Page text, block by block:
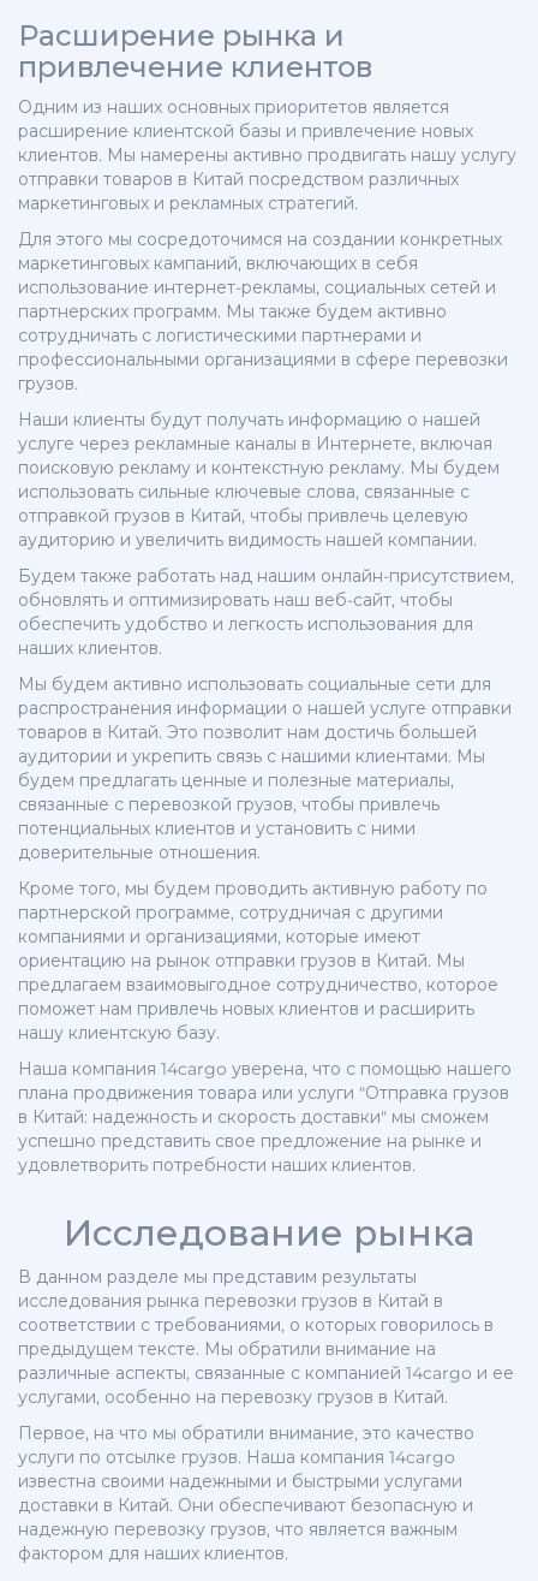
Расширение рынка и
привлечение клиентов
Одним из наших основных приоритетов является
расширение клиентской базы и привлечение новых
клиентов. Мы намерены активно продвигать нашу услугу
отправки товаров в Китай посредством различных
маркетинговых и рекламных стратегий.
Для этого мы сосредоточимся на создании конкретных
маркетинговых кампаний, включающих в себя
использование интернет-рекламы, социальных сетей и
партнерских программ. Мы также будем активно
сотрудничать с логистическими партнерами и
профессиональными организациями в сфере перевозки
грузов.
Наши клиенты будут получать информацию о нашей
услуге через рекламные каналы в Интернете, включая
поисковую рекламу и контекстную рекламу. Мы будем
использовать сильные ключевые слова, связанные с
отправкой грузов в Китай, чтобы привлечь целевую
аудиторию и увеличить видимость нашей компании.
Будем также работать над нашим онлайн-присутствием,
обновлять и оптимизировать наш веб-сайт, чтобы
обеспечить удобство и легкость использования для
наших клиентов.
Мы будем активно использовать социальные сети для
распространения информации о нашей услуге отправки
товаров в Китай. Это позволит нам достичь большей
аудитории и укрепить связь с нашими клиентами. Мы
будем предлагать ценные и полезные материалы,
связанные с перевозкой грузов, чтобы привлечь
потенциальных клиентов и установить с ними
доверительные отношения.
Кроме того, мы будем проводить активную работу по
партнерской программе, сотрудничая с другими
компаниями и организациями, которые имеют
ориентацию на рынок отправки грузов в Китай. Мы
предлагаем взаимовыгодное сотрудничество, которое
поможет нам привлечь новых клиентов и расширить
нашу клиентскую базу.
Наша компания 14cargo уверена, что с помощью нашего
плана продвижения товара или услуги "Отправка грузов
в Китай: надежность и скорость доставки" мы сможем
успешно представить свое предложение на рынке и
удовлетворить потребности наших клиентов.
Исследование рынка
В данном разделе мы представим результаты
исследования рынка перевозки грузов в Китай в
соответствии с требованиями, о которых говорилось в
предыдущем тексте. Мы обратили внимание на
различные аспекты, связанные с компанией 14cargo и ее
услугами, особенно на перевозку грузов в Китай.
Первое, на что мы обратили внимание, это качество
услуги по отсылке грузов. Наша компания 14cargo
известна своими надежными и быстрыми услугами
доставки в Китай. Они обеспечивают безопасную и
надежную перевозку грузов, что является важным
фактором для наших клиентов.